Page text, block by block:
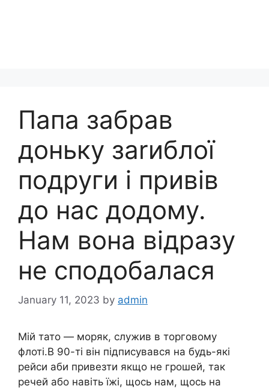
Папа забрав
доньку заrиблої
подруги і привів
до нас додому.
Нам вона відразу
не сподобалася
January 11, 2023 by admin
Мій тато — моряк, служив в торговому
флоті.В 90-ті він підписувався на будь-які
рейси аби привезти якщо не грошей, так
речей або навіть їжі, щось нам, щось на